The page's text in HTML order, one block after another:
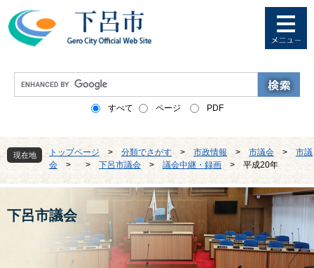
ー
ニ
本
文
へ
e
カ
ス
タ
検
索
すべて ページ PDF
現在地 トップページ > 分類でさがす > 市政情報 > 市議会 >
市議
会
> > 下呂市議会 > 議会中継・録画 > 平成20年
下呂市議会